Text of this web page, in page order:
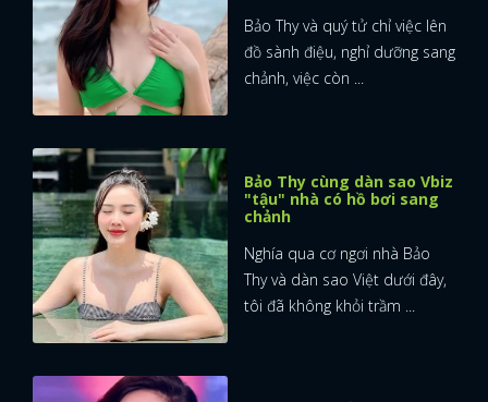
Bảo Thy và quý tử chỉ việc lên
đồ sành điệu, nghỉ dưỡng sang
chảnh, việc còn ...
Bảo Thy cùng dàn sao Vbiz
"tậu" nhà có hồ bơi sang
chảnh
Nghía qua cơ ngơi nhà Bảo
Thy và dàn sao Việt dưới đây,
tôi đã không khỏi trầm ...